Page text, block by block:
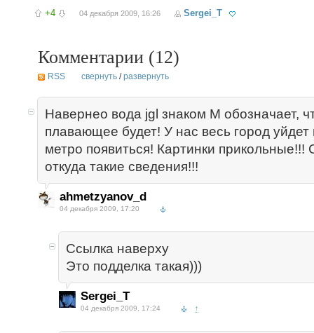
+4 04 декабря 2009, 16:26 Sergei_T
Комментарии (12)
RSS свернуть /развернуть
Навернео вода jgl знаком М обозначает,
плавающее будет! У нас весь город уйдет
метро появиться! Картинки
откуда такие сведения!!!
ahmetzyanov_d
04 декабря 2009, 17:20
Ссылка наверху
Это подделка такая)))
Sergei_T
04 декабря 2009, 17:24 ↑